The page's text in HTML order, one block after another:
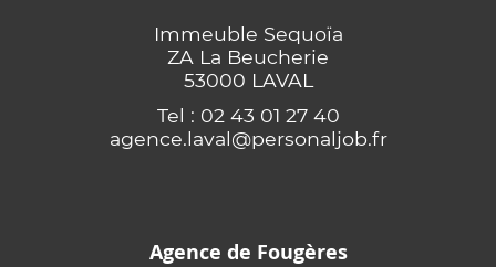
Immeuble Sequoïa
ZA La Beucherie
53000 LAVAL
Tel : 02 43 01 27 40
agence.laval@personaljob.fr
Agence de Fougères